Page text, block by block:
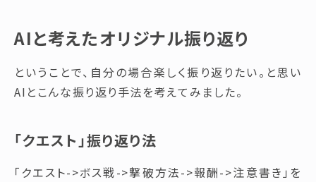
AIと考えたオリジナル振り返り
ということで、自分の場合楽しく振り返りたい。と思い
AIとこんな振り返り手法を考えてみました。
「クエスト」振り返り法
「クエスト->ボス戦->撃破方法->報酬->注意書き」を